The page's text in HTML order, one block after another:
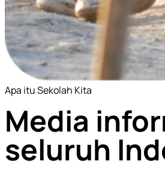
Apa itu Sekolah Kita
Media
seluruh